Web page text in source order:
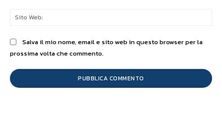
Salva il mio nome, email e sito web in questo browser per la
prossima volta che commento.